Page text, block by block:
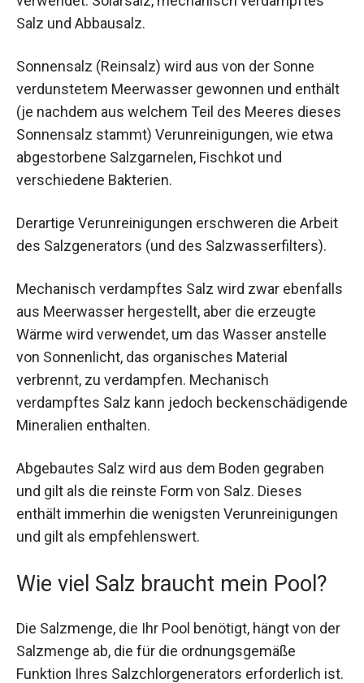
Salz und Abbausalz.
Sonnensalz (Reinsalz) wird aus von der Sonne
verdunstetem Meerwasser gewonnen und enthält
(je nachdem aus welchem Teil des Meeres dieses
Sonnensalz stammt) Verunreinigungen, wie etwa
abgestorbene Salzgarnelen, Fischkot und
verschiedene Bakterien.
Derartige Verunreinigungen erschweren die Arbeit
des Salzgenerators (und des Salzwasserfilters).
Mechanisch verdampftes Salz wird zwar ebenfalls
aus Meerwasser hergestellt, aber die erzeugte
Wärme wird verwendet, um das Wasser anstelle
von Sonnenlicht, das organisches Material
verbrennt, zu verdampfen. Mechanisch
verdampftes Salz kann jedoch beckenschädigende
Mineralien enthalten.
Abgebautes Salz wird aus dem Boden gegraben
und gilt als die reinste Form von Salz. Dieses
enthält immerhin die wenigsten Verunreinigungen
und gilt als empfehlenswert.
Wie viel Salz braucht mein Pool?
Die Salzmenge, die Ihr Pool benötigt, hängt von der
Salzmenge ab, die für die ordnungsgemäße
Funktion Ihres Salzchlorgenerators erforderlich ist.